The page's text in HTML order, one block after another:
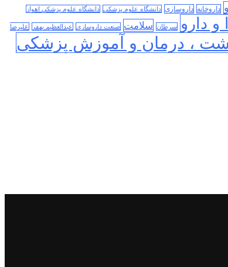
داروخانه داروسازی دانشگاه علوم پزشکی دانشگاه علوم پزشکی اهواز
و دارو سرطان سلامت صنعت داروسازی عبدالعظیم بهفر علیرضا
، درمان و آموزش پزشکی